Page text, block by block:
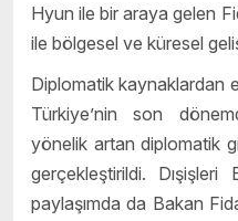
Hyun ile bir araya gelen
ile bölgesel ve küresel
Diplomatik kaynaklardan
Türkiye’nin son
yönelik artan diplomatik
gerçekleştirildi. Dışişleri
paylaşımda da Bakan